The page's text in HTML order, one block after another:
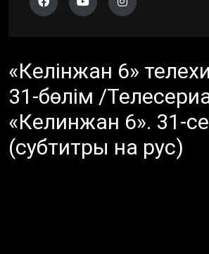
«Келінжан 6»
31-бөлім /
«Келинжан 6». 31-
(субтитры на рус)